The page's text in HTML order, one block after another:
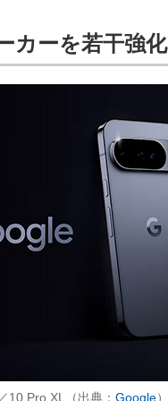
カーを若干強化
10 Pro XL（出典： Google）